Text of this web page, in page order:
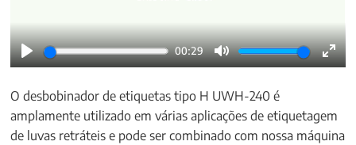
Play
00:29
Mute
O desbobinador de etiquetas tipo H UWH-240 é
amplamente utilizado em várias aplicações de etiquetagem
de luvas retráteis e pode ser combinado com nossa máquina